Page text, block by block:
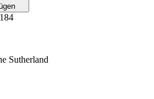
Sutherland